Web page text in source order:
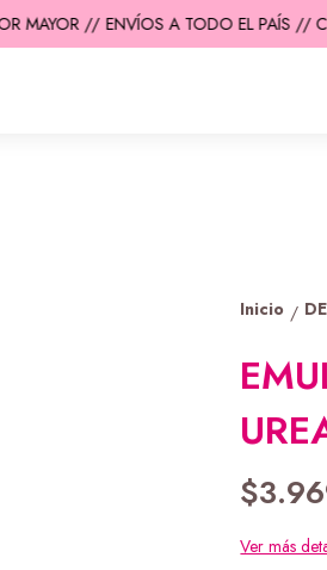
MAYOR // ENVÍOS A TODO EL PAÍS //
Inicio /
Ver más